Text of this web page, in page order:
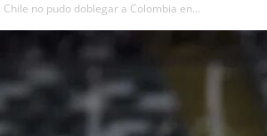
no pudo doblegar a Colombia en...